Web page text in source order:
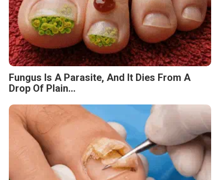
Fungus Is A Parasite, And It Dies From A
Drop Of Plain...